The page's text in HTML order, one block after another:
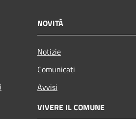
NOVITÀ
Notizie
Comunicati
Avvisi
VIVERE IL COMUNE